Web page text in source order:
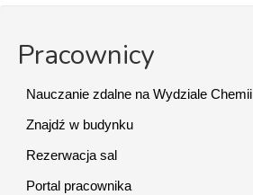
Pracownicy
Nauczanie zdalne na Wydziale Chemii
Znajdź w budynku
Rezerwacja sal
Portal pracownika